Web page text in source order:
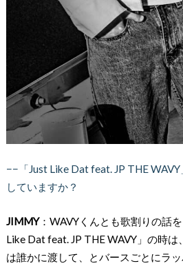
−−「Just Like Dat feat. JP THE
していますか？
JIMMY：WAVYくんとも歌割りの話
Like Dat feat. JP THE WAVY」の時
は誰かに渡して、とバースごとにラ